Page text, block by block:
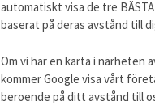
automatiskt visa de tre
baserat på deras avstånd till
Om vi har en karta i närheten
kommer Google visa vårt
beroende på ditt avstånd till